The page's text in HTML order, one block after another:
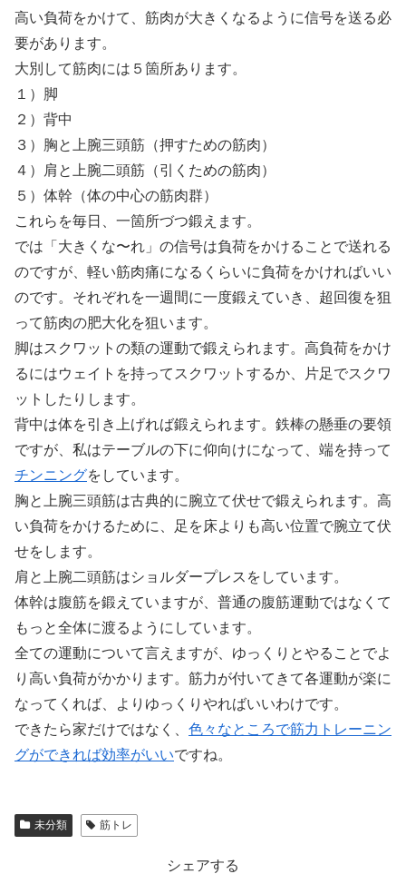
高い負荷をかけて、筋肉が大きくなるように信号を送る必
要があります。
大別して筋肉には５箇所あります。
１）脚
２）背中
３）胸と上腕三頭筋（押すための筋肉）
４）肩と上腕二頭筋（引くための筋肉）
５）体幹（体の中心の筋肉群）
これらを毎日、一箇所づつ鍛えます。
では「大きくな〜れ」の信号は負荷をかけることで送れる
のですが、軽い筋肉痛になるくらいに負荷をかければいい
のです。それぞれを一週間に一度鍛えていき、超回復を狙
って筋肉の肥大化を狙います。
脚はスクワットの類の運動で鍛えられます。高負荷をかけ
るにはウェイトを持ってスクワットするか、片足でスクワ
ットしたりします。
背中は体を引き上げれば鍛えられます。鉄棒の懸垂の要領
ですが、私はテーブルの下に仰向けになって、端を持って
チンニングをしています。
胸と上腕三頭筋は古典的に腕立て伏せで鍛えられます。高
い負荷をかけるために、足を床よりも高い位置で腕立て伏
せをします。
肩と上腕二頭筋はショルダープレスをしています。
体幹は腹筋を鍛えていますが、普通の腹筋運動ではなくて
もっと全体に渡るようにしています。
全ての運動について言えますが、ゆっくりとやることでよ
り高い負荷がかかります。筋力が付いてきて各運動が楽に
なってくれば、よりゆっくりやればいいわけです。
できたら家だけではなく、 色々なところで筋力トレーニン
グができれば効率がいいですね。
未分類 筋トレ
シェアする